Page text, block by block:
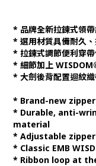
* 品牌全新拉鍊式領
* 選用材質具備耐久
* 拉鍊式調節便利穿
* 細節加上
* 大劍後背配置迴紋
* Brand-new
* Durable, anti-
material
* Adjustable
* Classic EMB
* Ribbon loop at